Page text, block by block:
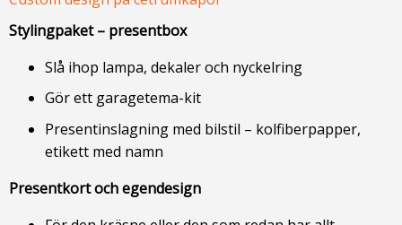
Stylingpaket – presentbox
Slå ihop lampa, dekaler och nyckelring
Gör ett garagetema-kit
Presentinslagning med bilstil – kolfiberpapper,
etikett med namn
Presentkort och egendesign